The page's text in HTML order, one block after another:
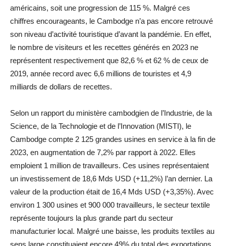
américains, soit une progression de 115 %. Malgré ces
chiffres encourageants, le Cambodge n’a pas encore retrouvé
son niveau d’activité touristique d’avant la pandémie. En effet,
le nombre de visiteurs et les recettes générés en 2023 ne
représentent respectivement que 82,6 % et 62 % de ceux de
2019, année record avec 6,6 millions de touristes et 4,9
milliards de dollars de recettes.
Selon un rapport du ministère cambodgien de l’Industrie, de la
Science, de la Technologie et de l’Innovation (MISTI), le
Cambodge compte 2 125 grandes usines en service à la fin de
2023, en augmentation de 7,2% par rapport à 2022. Elles
emploient 1 million de travailleurs. Ces usines représentaient
un investissement de 18,6 Mds USD (+11,2%) l’an dernier. La
valeur de la production était de 16,4 Mds USD (+3,35%). Avec
environ 1 300 usines et 900 000 travailleurs, le secteur textile
représente toujours la plus grande part du secteur
manufacturier local. Malgré une baisse, les produits textiles au
sens large constituaient encore 49% du total des exportations